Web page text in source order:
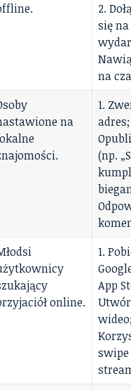
2.
się na
na
na
1.
(np.
online.
1.
App